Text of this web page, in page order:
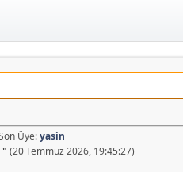
Üye:yasin
" (20 Temmuz 2026, 19:45:27)